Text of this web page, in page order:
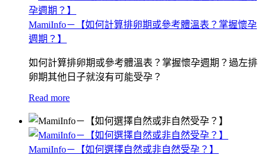
MamiInfo－【如何計算排卵期或參考體溫表？掌握懷孕
週期？】
如何計算排卵期或參考體溫表？掌握懷孕週期？過左排
卵期其他日子就沒有可能受孕？
Read more
MamiInfo－【如何選擇自然或非自然受孕？】